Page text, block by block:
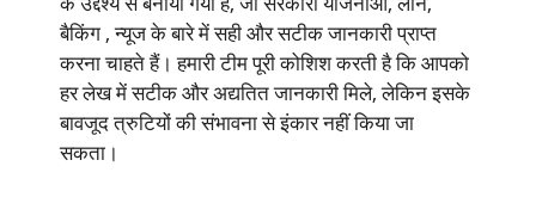
बैकिंग , न्यूज के बारे में सही और सटीक जानकारी प्राप्त
करना चाहते हैं। हमारी टीम पूरी कोशिश करती है कि आपको
हर लेख में सटीक और अद्यतित जानकारी मिले, लेकिन इसके
बावजूद त्रुटियों की संभावना से इंकार नहीं किया जा
सकता।